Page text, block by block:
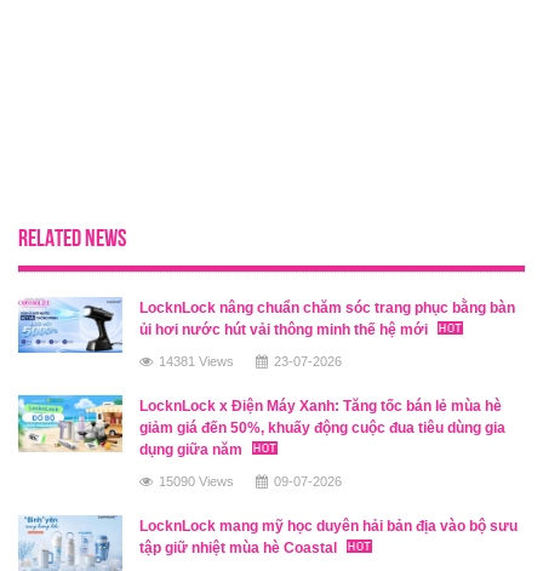
RELATED NEWS
LocknLock nâng chuẩn chăm sóc trang phục bằng bàn
ủi hơi nước hút vải thông minh thế hệ mới
14381 Views 23-07-2026
LocknLock x Điện Máy Xanh: Tăng tốc bán lẻ mùa hè
giảm giá đến 50%, khuấy động cuộc đua tiêu dùng gia
dụng giữa năm
15090 Views 09-07-2026
LocknLock mang mỹ học duyên hải bản địa vào bộ sưu
tập giữ nhiệt mùa hè Coastal